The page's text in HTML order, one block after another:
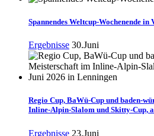
Spannendes Weltcup-Wochenende in
Ergebnisse 30.Juni
Regio Cup, BaWü-Cup und baden-
Inline-Alpin-Slalom und Skitty-Cup,
Ergebnisse 23.Juni